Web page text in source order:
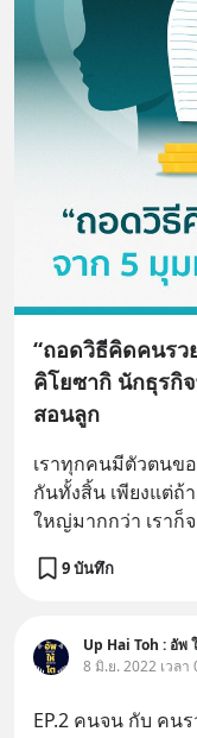
“ถอดวิธีคิดคนรว
คิโยซากิ นักธุรกิ
สอนลูก
เราทุกคนมีตัวตนข
กันทั้งสิ้น เพียงแต่ถ้
ใหญ่มากกว่า เราก็
9 บันทึก
Up​ Hai​ Toh​ : อัพ​
8 มิ.ย. 2022 เวลา
EP.​2 คนจน​ กับ​ คน